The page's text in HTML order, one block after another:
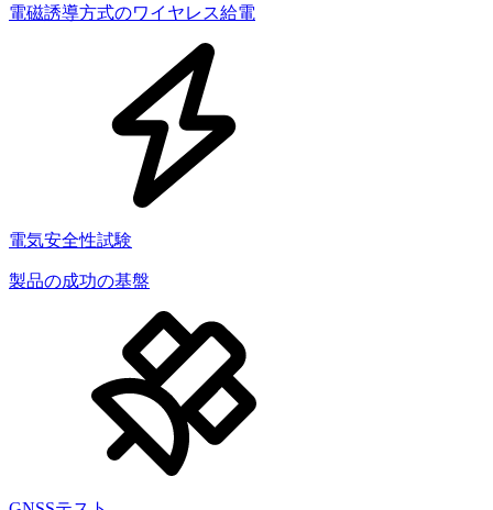
電磁誘導方式のワイヤレス給電
電気安全性試験
製品の成功の基盤